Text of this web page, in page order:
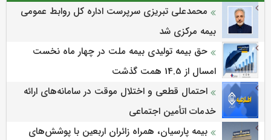
محمدعلی تبریزی سرپرست اداره كل روابط عمومی
بیمه مركزی شد
حق بیمه تولیدی بیمه ملت در چهار ماه نخست
امسال از 14.5 همت گذشت
احتمال قطعی و اختلال موقت در سامانه‌های ارائه
خدمات اتأمین اجتماعی
بیمه پارسیان، همراه زائران اربعین با پوشش‌های